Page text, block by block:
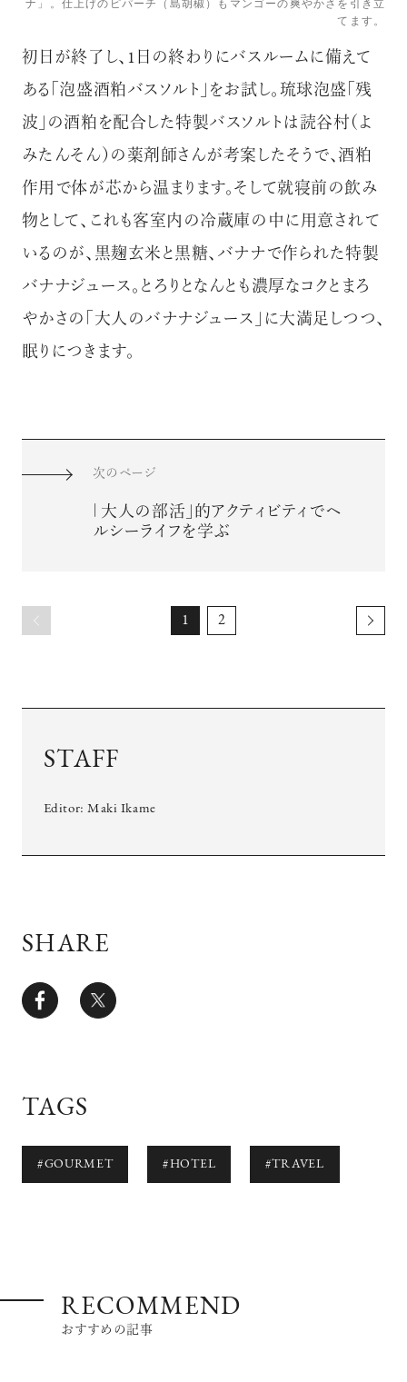
てます。
初日が終了し、1日の終わりにバスルームに備えて
ある「泡盛酒粕バスソルト」をお試し。琉球泡盛「残
波」の酒粕を配合した特製バスソルトは読谷村（よ
みたんそん）の薬剤師さんが考案したそうで、酒粕
作用で体が芯から温まります。そして就寝前の飲み
物として、これも客室内の冷蔵庫の中に用意されて
いるのが、黒麹玄米と黒糖、バナナで作られた特製
バナナジュース。とろりとなんとも濃厚なコクとまろ
やかさの「大人のバナナジュース」に大満足しつつ、
眠りにつきます。
次のページ
「大人の部活」的アクティビティでヘ
ルシーライフを学ぶ
1 2
STAFF
Editor: Maki Ikame
SHARE
TAGS
#GOURMET #HOTEL #TRAVEL
RECOMMEND
おすすめの記事